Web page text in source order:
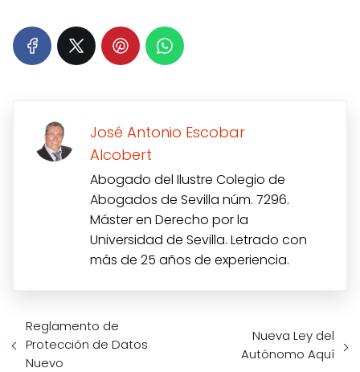
José Antonio Escobar
Alcobert
Abogado del Ilustre Colegio de
Abogados de Sevilla núm. 7296.
Máster en Derecho por la
Universidad de Sevilla. Letrado con
más de 25 años de experiencia.
Reglamento de
Protección de Datos
Nuevo
Nueva Ley del
Autónomo Aquí